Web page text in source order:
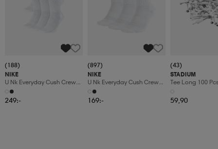
(188)
NIKE
U Nk Everyday Cush Crew
6pr-Bd
249:-
(897)
NIKE
U Nk Everyday Cush Crew
3pr
169:-
(43)
STADIUM
Tee Long 100
59,90